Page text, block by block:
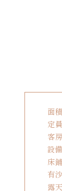
面
定
客
設
床
有
露